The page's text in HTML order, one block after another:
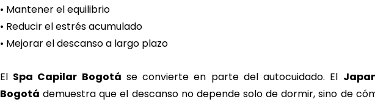
• Mantener el equilibrio
• Reducir el estrés acumulado
• Mejorar el descanso a largo plazo
El Spa Capilar Bogotá se convierte en parte del autocuidado. El
Bogotá demuestra que el descanso no depende solo de dormir, sino de